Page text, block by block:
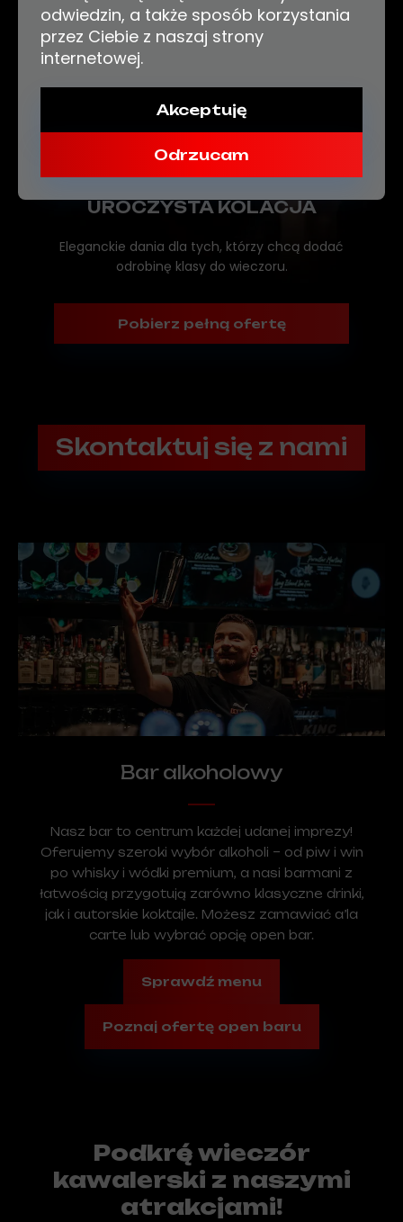
UROCZYSTA KOLACJA
Eleganckie dania dla tych, którzy chcą dodać
odrobinę klasy do wieczoru.
Pobierz pełną ofertę
Skontaktuj się z nami
Bar alkoholowy
Nasz bar to centrum każdej udanej imprezy!
Oferujemy szeroki wybór alkoholi – od piw i win
po whisky i wódki premium, a nasi barmani z
łatwością przygotują zarówno klasyczne drinki,
jak i autorskie koktajle. Możesz zamawiać a’la
carte lub wybrać opcję open bar.
Sprawdź menu
Poznaj ofertę open baru
Podkręć wieczór
kawalerski z naszymi
atrakcjami!
odwiedzin, a także sposób korzystania
przez Ciebie z naszaj strony
internetowej.
Akceptuję
Odrzucam